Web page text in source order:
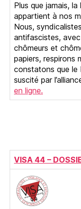
Plus que jamais,
appartient à nos
Nous,
antifascistes,
chômeurs et
papiers, respirons
constatons que le
suscité par
en ligne.
VISA 44 –